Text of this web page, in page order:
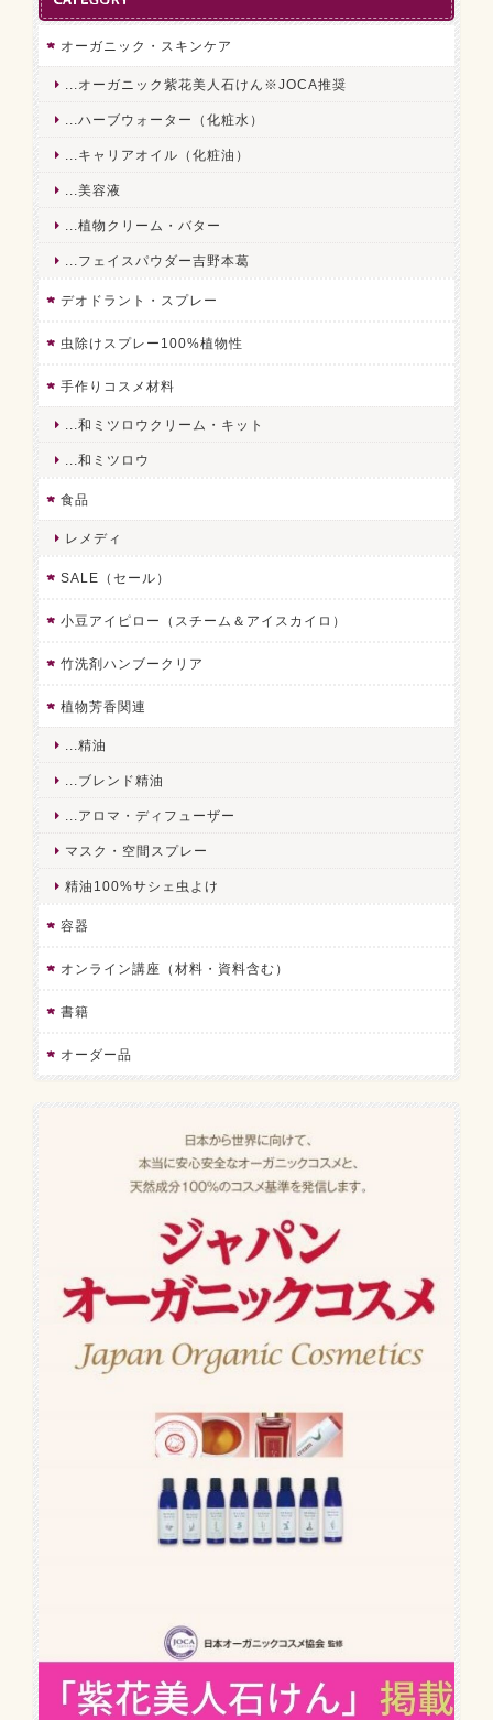
オーガニック・スキンケア
...オーガニック紫花美人石けん※JOCA推奨
...ハーブウォーター（化粧水）
...キャリアオイル（化粧油）
...美容液
...植物クリーム・バター
...フェイスパウダー吉野本葛
デオドラント・スプレー
虫除けスプレー100%植物性
手作りコスメ材料
...和ミツロウクリーム・キット
...和ミツロウ
食品
レメディ
SALE（セール）
小豆アイピロー（スチーム＆アイスカイロ）
竹洗剤ハンブークリア
植物芳香関連
...精油
...ブレンド精油
...アロマ・ディフューザー
マスク・空間スプレー
精油100%サシェ虫よけ
容器
オンライン講座（材料・資料含む）
書籍
オーダー品